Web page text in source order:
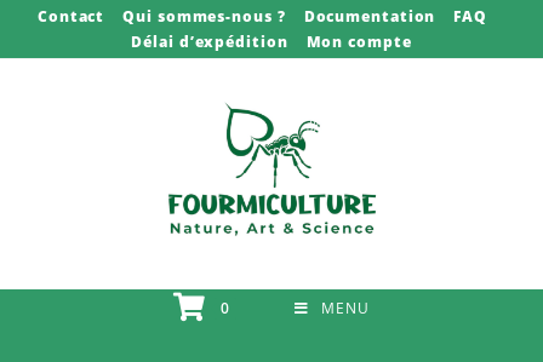
Contact Qui sommes-nous ? Documentation
FAQ
Délai d’expédition
Mon compte
0 MENU